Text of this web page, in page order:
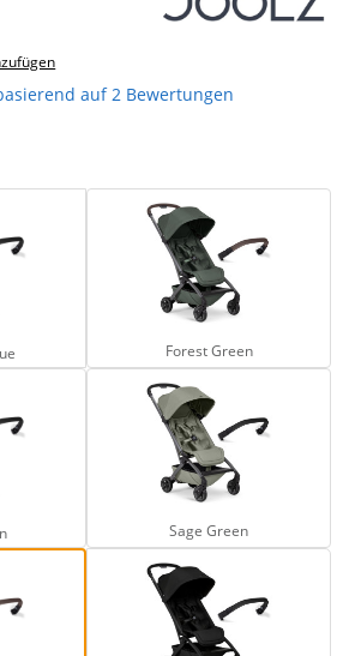
auf 2 Bewertungen
Blue
Forest Green
Forest Green
Brown
Sage Green
Sage Green